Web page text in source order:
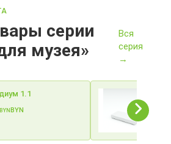
серии
музея»
Вся
серия
→
1.1
BYN